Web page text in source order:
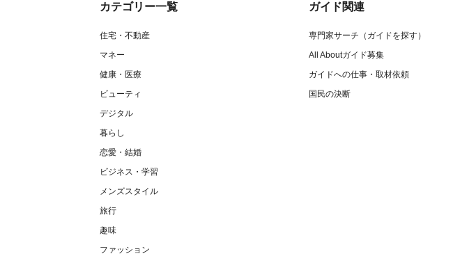
カテゴリー一覧
住宅・不動産
マネー
健康・医療
ビューティ
デジタル
暮らし
恋愛・結婚
ビジネス・学習
メンズスタイル
旅行
趣味
ファッション
ガイド関連
専門家サーチ（ガイドを探す）
All Aboutガイド募集
ガイドへの仕事・取材依頼
国民の決断